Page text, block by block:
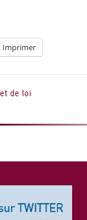
Imprimer
de loi